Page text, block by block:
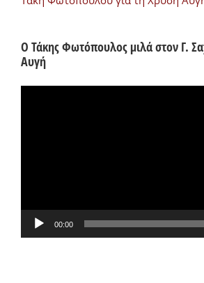
Ο Τάκης Φωτόπουλος μιλά στον Γ.
Αυγή
00:00